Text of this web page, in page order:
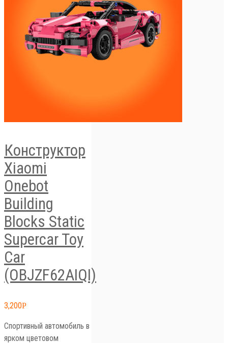
Конструктор
Xiaomi
Onebot
Building
Blocks Static
Supercar Toy
Car
(OBJZF62AIQI)
3,200Р
Спортивный автомобиль в
ярком цветовом